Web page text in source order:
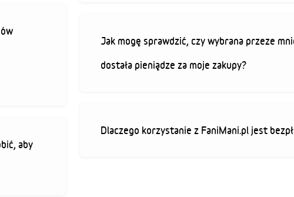
aby
Jak mogę sprawdzić, czy wybrana przeze
dostała pieniądze za moje zakupy?
Dlaczego korzystanie z FaniMani.pl jest